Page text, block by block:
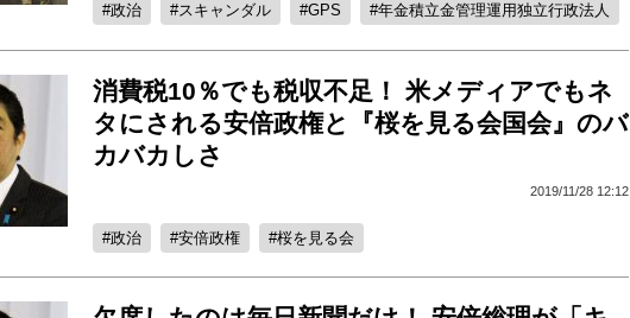
政治 スキャンダル GPS 年金積立金管理運用独立行政法人
消費税10％でも税収不足！ 米メディアでもネ
タにされる安倍政権と『桜を見る会国会』のバ
カバカしさ
2019/11/28 12:12
政治 安倍政権 桜を見る会